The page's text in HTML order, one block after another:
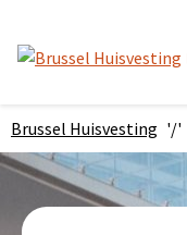
Brussel Huisvesting